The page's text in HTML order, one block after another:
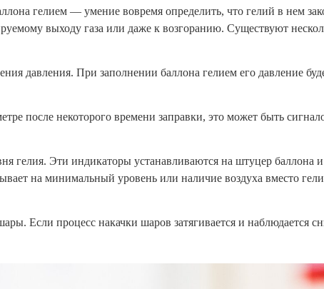
гелием — умение вовремя определить, что гелий в нем
выходу газа или даже к возгоранию. Существуют
давления. При заполнении баллона гелием его давление
после некоторого времени заправки, это может быть
гелия. Эти индикаторы устанавливаются на штуцер баллона
на минимальный уровень или наличие воздуха вместо
Если процесс накачки шаров затягивается и наблюдается